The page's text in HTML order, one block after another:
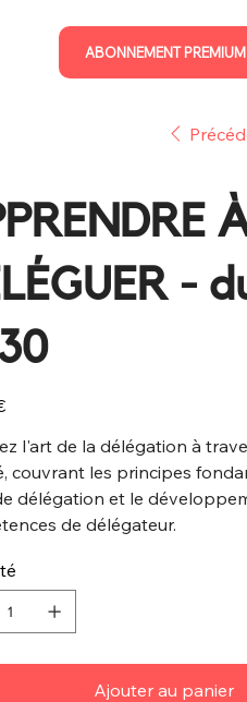
ABONNEMENT PREMIUM
-
l'art de la délégation à
couvrant les principes
délégation et le
de délégateur.
Ajouter au panier